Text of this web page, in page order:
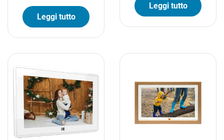
Leggi tutto
Leggi tutto